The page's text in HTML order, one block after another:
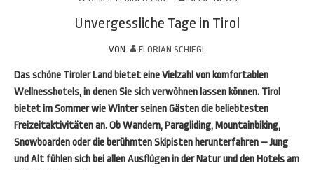
Unvergessliche Tage in Tirol
VON FLORIAN SCHIEGL
Das schöne Tiroler Land bietet eine Vielzahl von komfortablen
Wellnesshotels, in denen Sie sich verwöhnen lassen können. Tirol
bietet im Sommer wie Winter seinen Gästen die beliebtesten
Freizeitaktivitäten an. Ob Wandern, Paragliding, Mountainbiking,
Snowboarden oder die berühmten Skipisten herunterfahren – Jung
und Alt fühlen sich bei allen Ausflügen in der Natur und den Hotels am